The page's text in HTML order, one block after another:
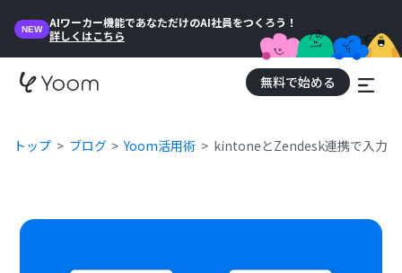
NEW
AIワーカー機能であなただけのAI社員をつくろう！
詳しくはこちら
無料で始める
トップ ブログ Yoom活用術 kintoneとZendesk連携で入力作